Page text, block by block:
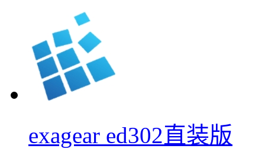
exagear ed302直装版